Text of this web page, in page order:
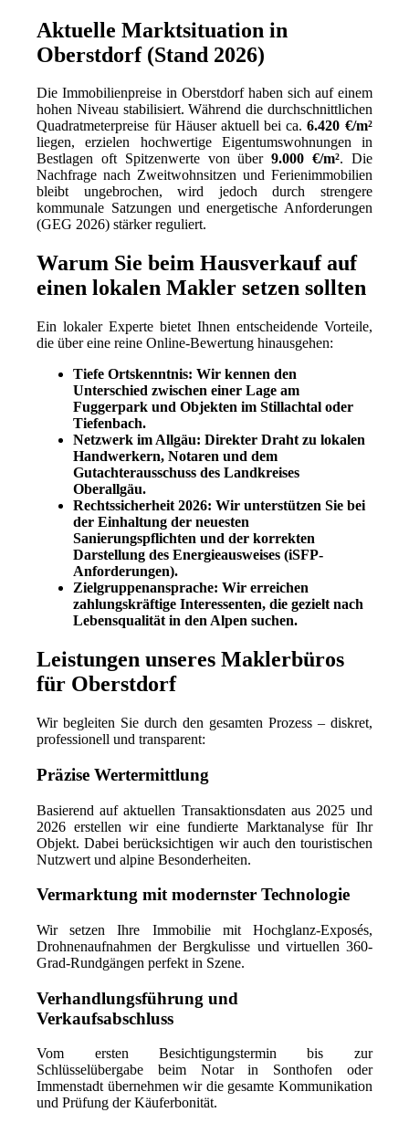
Aktuelle Marktsituation in
Oberstdorf (Stand 2026)
Die Immobilienpreise in Oberstdorf haben sich auf einem
hohen Niveau stabilisiert. Während die durchschnittlichen
Quadratmeterpreise für Häuser aktuell bei ca.6.420 €/m²
liegen, erzielen hochwertige Eigentumswohnungen in
Bestlagen oft Spitzenwerte von über9.000 €/m². Die
Nachfrage nach Zweitwohnsitzen und Ferienimmobilien
bleibt ungebrochen, wird jedoch durch strengere
kommunale Satzungen und energetische Anforderungen
(GEG 2026) stärker reguliert.
Warum Sie beim Hausverkauf auf
einen lokalen Makler setzen sollten
Ein lokaler Experte bietet Ihnen entscheidende Vorteile,
die über eine reine Online-Bewertung hinausgehen:
Tiefe Ortskenntnis: Wir kennen den
Unterschied zwischen einer Lage am
Fuggerpark und Objekten im Stillachtal oder
Tiefenbach.
Netzwerk im Allgäu: Direkter Draht zu lokalen
Handwerkern, Notaren und dem
Gutachterausschuss des Landkreises
Oberallgäu.
Rechtssicherheit 2026: Wir unterstützen Sie bei
der Einhaltung der neuesten
Sanierungspflichten und der korrekten
Darstellung des Energieausweises (iSFP-
Anforderungen).
Zielgruppenansprache: Wir erreichen
zahlungskräftige Interessenten, die gezielt nach
Lebensqualität in den Alpen suchen.
Leistungen unseres Maklerbüros
für Oberstdorf
Wir begleiten Sie durch den gesamten Prozess – diskret,
professionell und transparent:
Präzise Wertermittlung
Basierend auf aktuellen Transaktionsdaten aus 2025 und
2026 erstellen wir eine fundierte Marktanalyse für Ihr
Objekt. Dabei berücksichtigen wir auch den touristischen
Nutzwert und alpine Besonderheiten.
Vermarktung mit modernster Technologie
Wir setzen Ihre Immobilie mit Hochglanz-Exposés,
Drohnenaufnahmen der Bergkulisse und virtuellen 360-
Grad-Rundgängen perfekt in Szene.
Verhandlungsführung und
Verkaufsabschluss
Vom ersten Besichtigungstermin bis zur
Schlüsselübergabe beim Notar in Sonthofen oder
Immenstadt übernehmen wir die gesamte Kommunikation
und Prüfung der Käuferbonität.